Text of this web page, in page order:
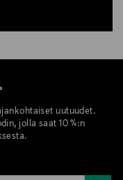
uutuudet.
jolla saat 10 %:n